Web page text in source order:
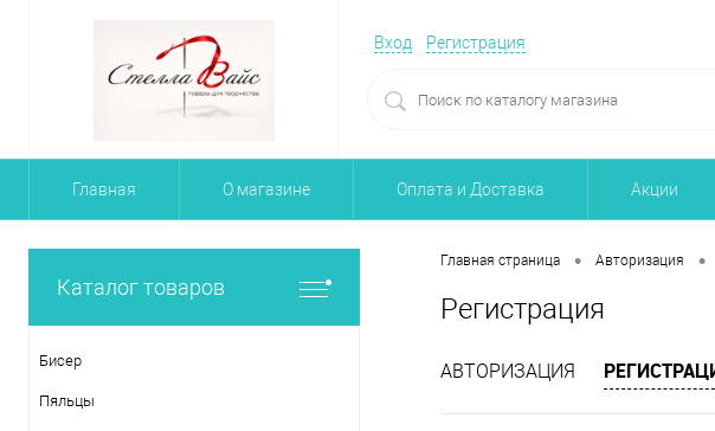
Вход Регистрация
Главная О магазине Оплата и Доставка Акции
Каталог товаров
Бисер
Пяльцы
Главная страница • Авторизация •
Регистрация
АВТОРИЗАЦИЯ